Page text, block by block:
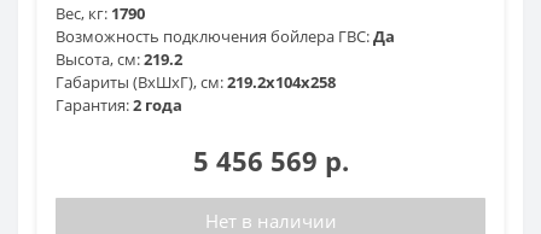
Вес, кг: 1790
Возможность подключения бойлера ГВС:Да
Высота, см:219.2
Габариты (ВхШхГ), см:219.2x104x258
Гарантия:2 года
5 456 569 р.
Нет в наличии